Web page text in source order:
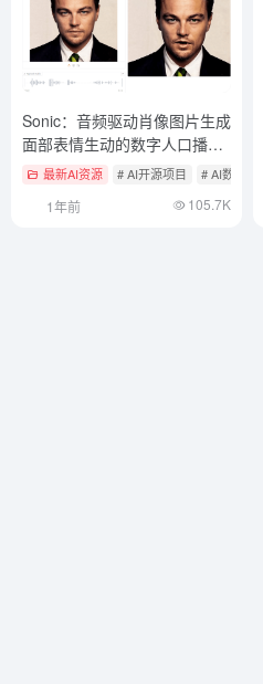
Sonic：音频驱动肖像图片生成
面部表情生动的数字人口播视
频 最新AI资源 # AI开源项目 # AI数字人
1年前 105.7K